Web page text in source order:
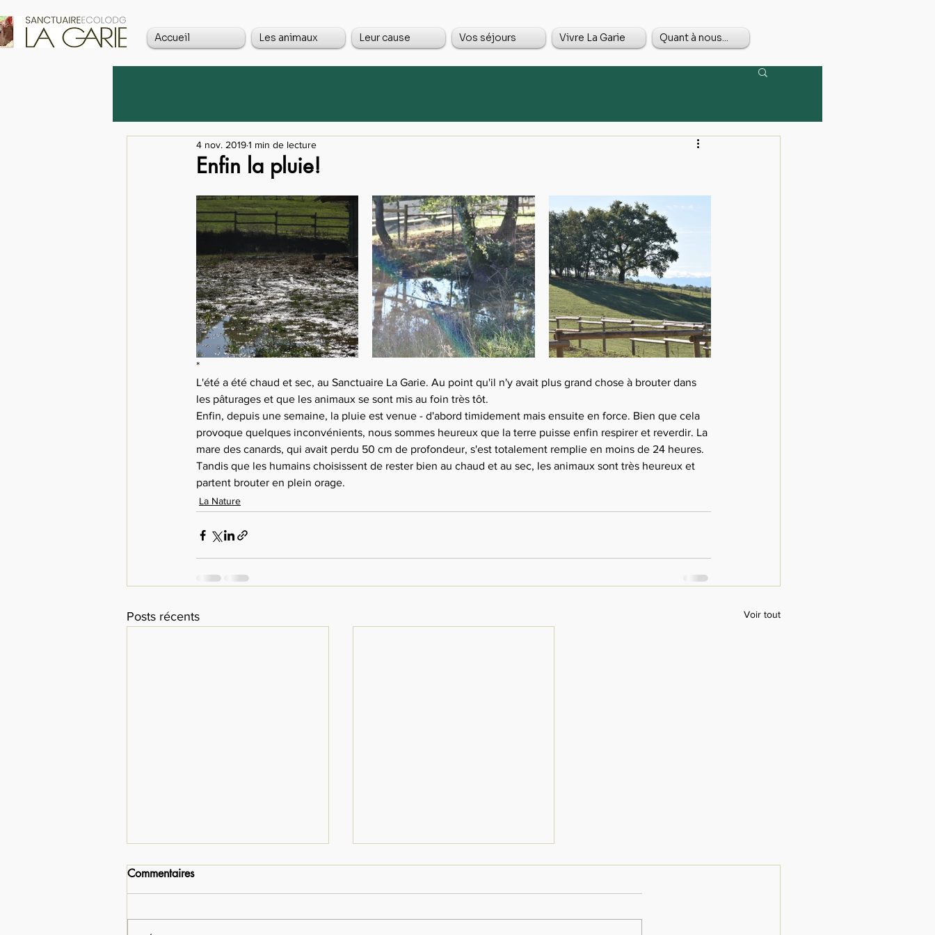
Accueil Les animaux Leur cause Vos séjours Vivre La Garie Quant à nous...
Enfin la pluie!
4 nov. 20191 min de lecture
*
L'été a été chaud et sec, au Sanctuaire La Garie. Au point qu'il n'y avait plus grand chose à brouter dans
les pâturages et que les animaux se sont mis au foin très tôt.
Enfin, depuis une semaine, la pluie est venue - d'abord timidement mais ensuite en force. Bien que cela
provoque quelques inconvénients, nous sommes heureux que la terre puisse enfin respirer et reverdir. La
mare des canards, qui avait perdu 50 cm de profondeur, s'est totalement remplie en moins de 24 heures.
Tandis que les humains choisissent de rester bien au chaud et au sec, les animaux sont très heureux et
partent brouter en plein orage.
La Nature
Posts récents Voir tout
Crépuscules...
Commentaires